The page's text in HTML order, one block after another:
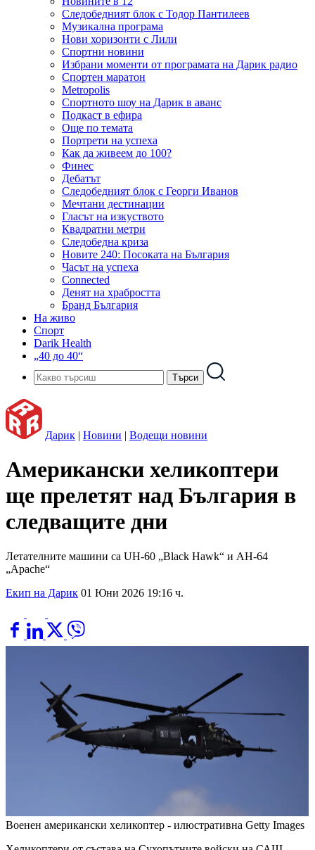
Следобедният блок с Тодор Пантилеев
Музикална програма
Нови хоризонти с Лили
Спортни новини
Избрани моменти от програмата на Дарик радио
Спортен маратон
Metropolis
Спортното шоу на Дарик в аванс
Подкаст в ефира
Още по темата
Портрети на успеха
Как да живеем до 100?
Финес
Дебатът
Следобедният блок с Георги Иванов
Мечтани дестинации
Гласът на изкуството
Квадратни метри
Следобедна криза
Новите 240: Посоката на България
Часът на успеха
Connected
Денят на храбростта
Бранд България
На живо
Спорт
Darik Health
„40 до 40“
Дарик | Новини | Водещи новини
Американски хеликоптери
ще прелетят над България в
следващите дни
Летателните машини са UH-60 „Black Hawk“ и AH-64
„Apache“
Екип на Дарик 01 Юни 2026 19:16 ч.
Военен американски хеликоптер - илюстративна Getty Images